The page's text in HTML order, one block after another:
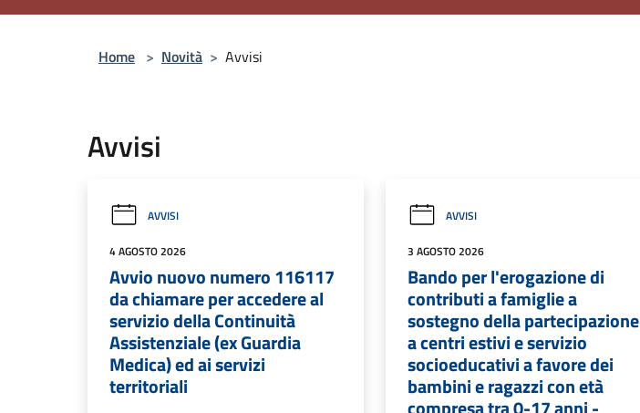
Home > Novità > Avvisi
Avvisi
AVVISI
4 AGOSTO 2026
Avvio nuovo numero 116117
da chiamare per accedere al
servizio della Continuità
Assistenziale (ex Guardia
Medica) ed ai servizi
territoriali
AVVISI
3 AGOSTO 2026
Bando per l'erogazione di
contributi a famiglie a
sostegno della partecipazione
a centri estivi e servizio
socioeducativi a favore dei
bambini e ragazzi con età